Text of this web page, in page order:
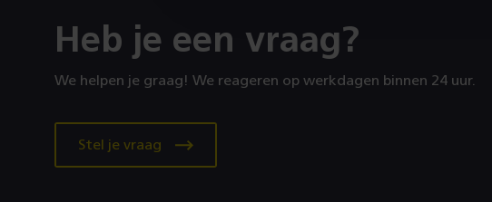
Heb je een vraag?
We helpen je graag! We reageren op werkdagen binnen 24 uur.
Stel je vraag